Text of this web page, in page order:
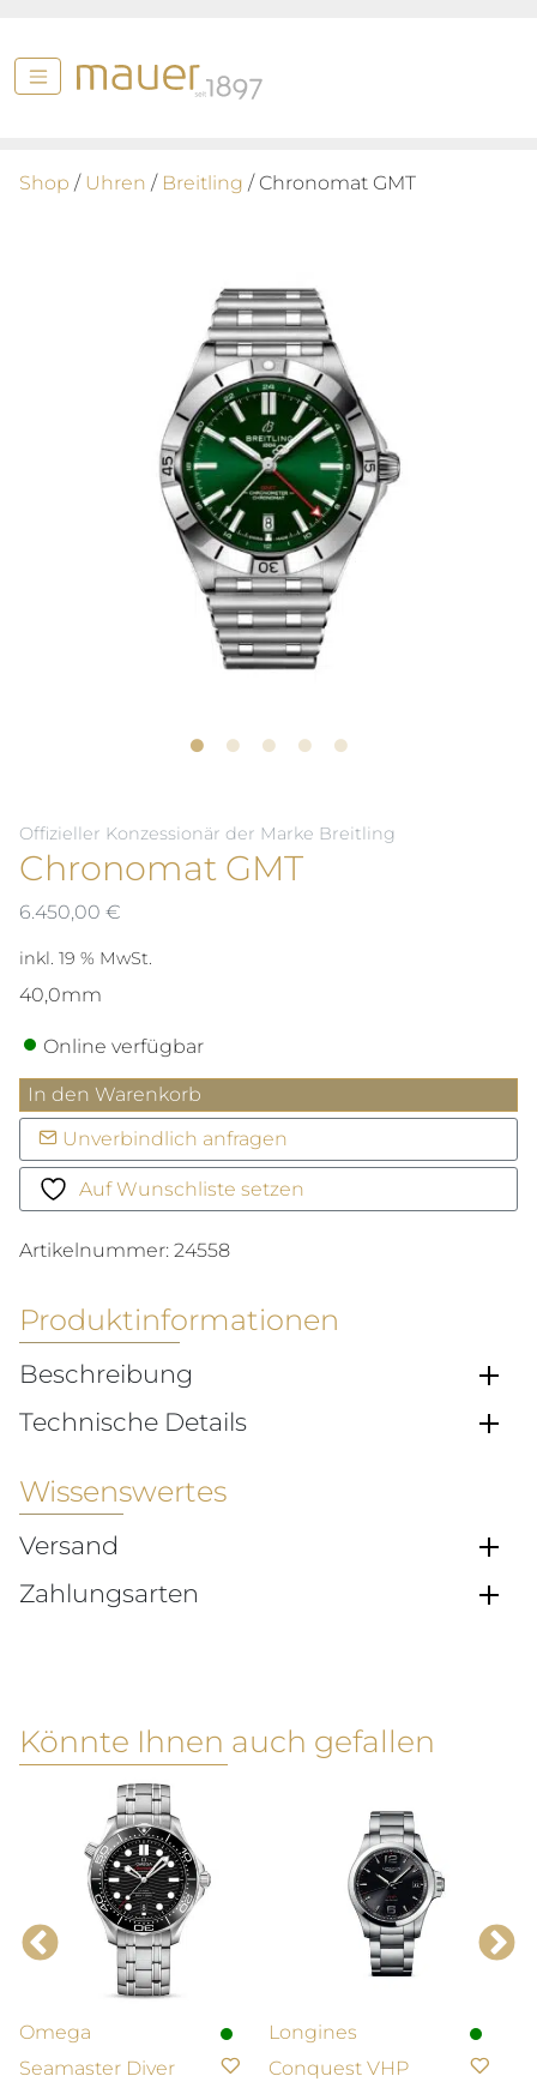
Shop / Uhren / Breitling / Chronomat GMT
Offizieller Konzessionär der Marke Breitling
Chronomat GMT
6.450,00 €
inkl. 19 % MwSt.
40,0mm
Online verfügbar
Chronomat
GMT
Menge
In den Warenkorb
Unverbindlich anfragen
Auf Wunschliste setzen
Artikelnummer: 24558
Produktinformationen
Beschreibung
Technische Details
Wissenswertes
Versand
Zahlungsarten
Könnte Ihnen auch gefallen
Omega
Seamaster Diver
Longines
Conquest VHP